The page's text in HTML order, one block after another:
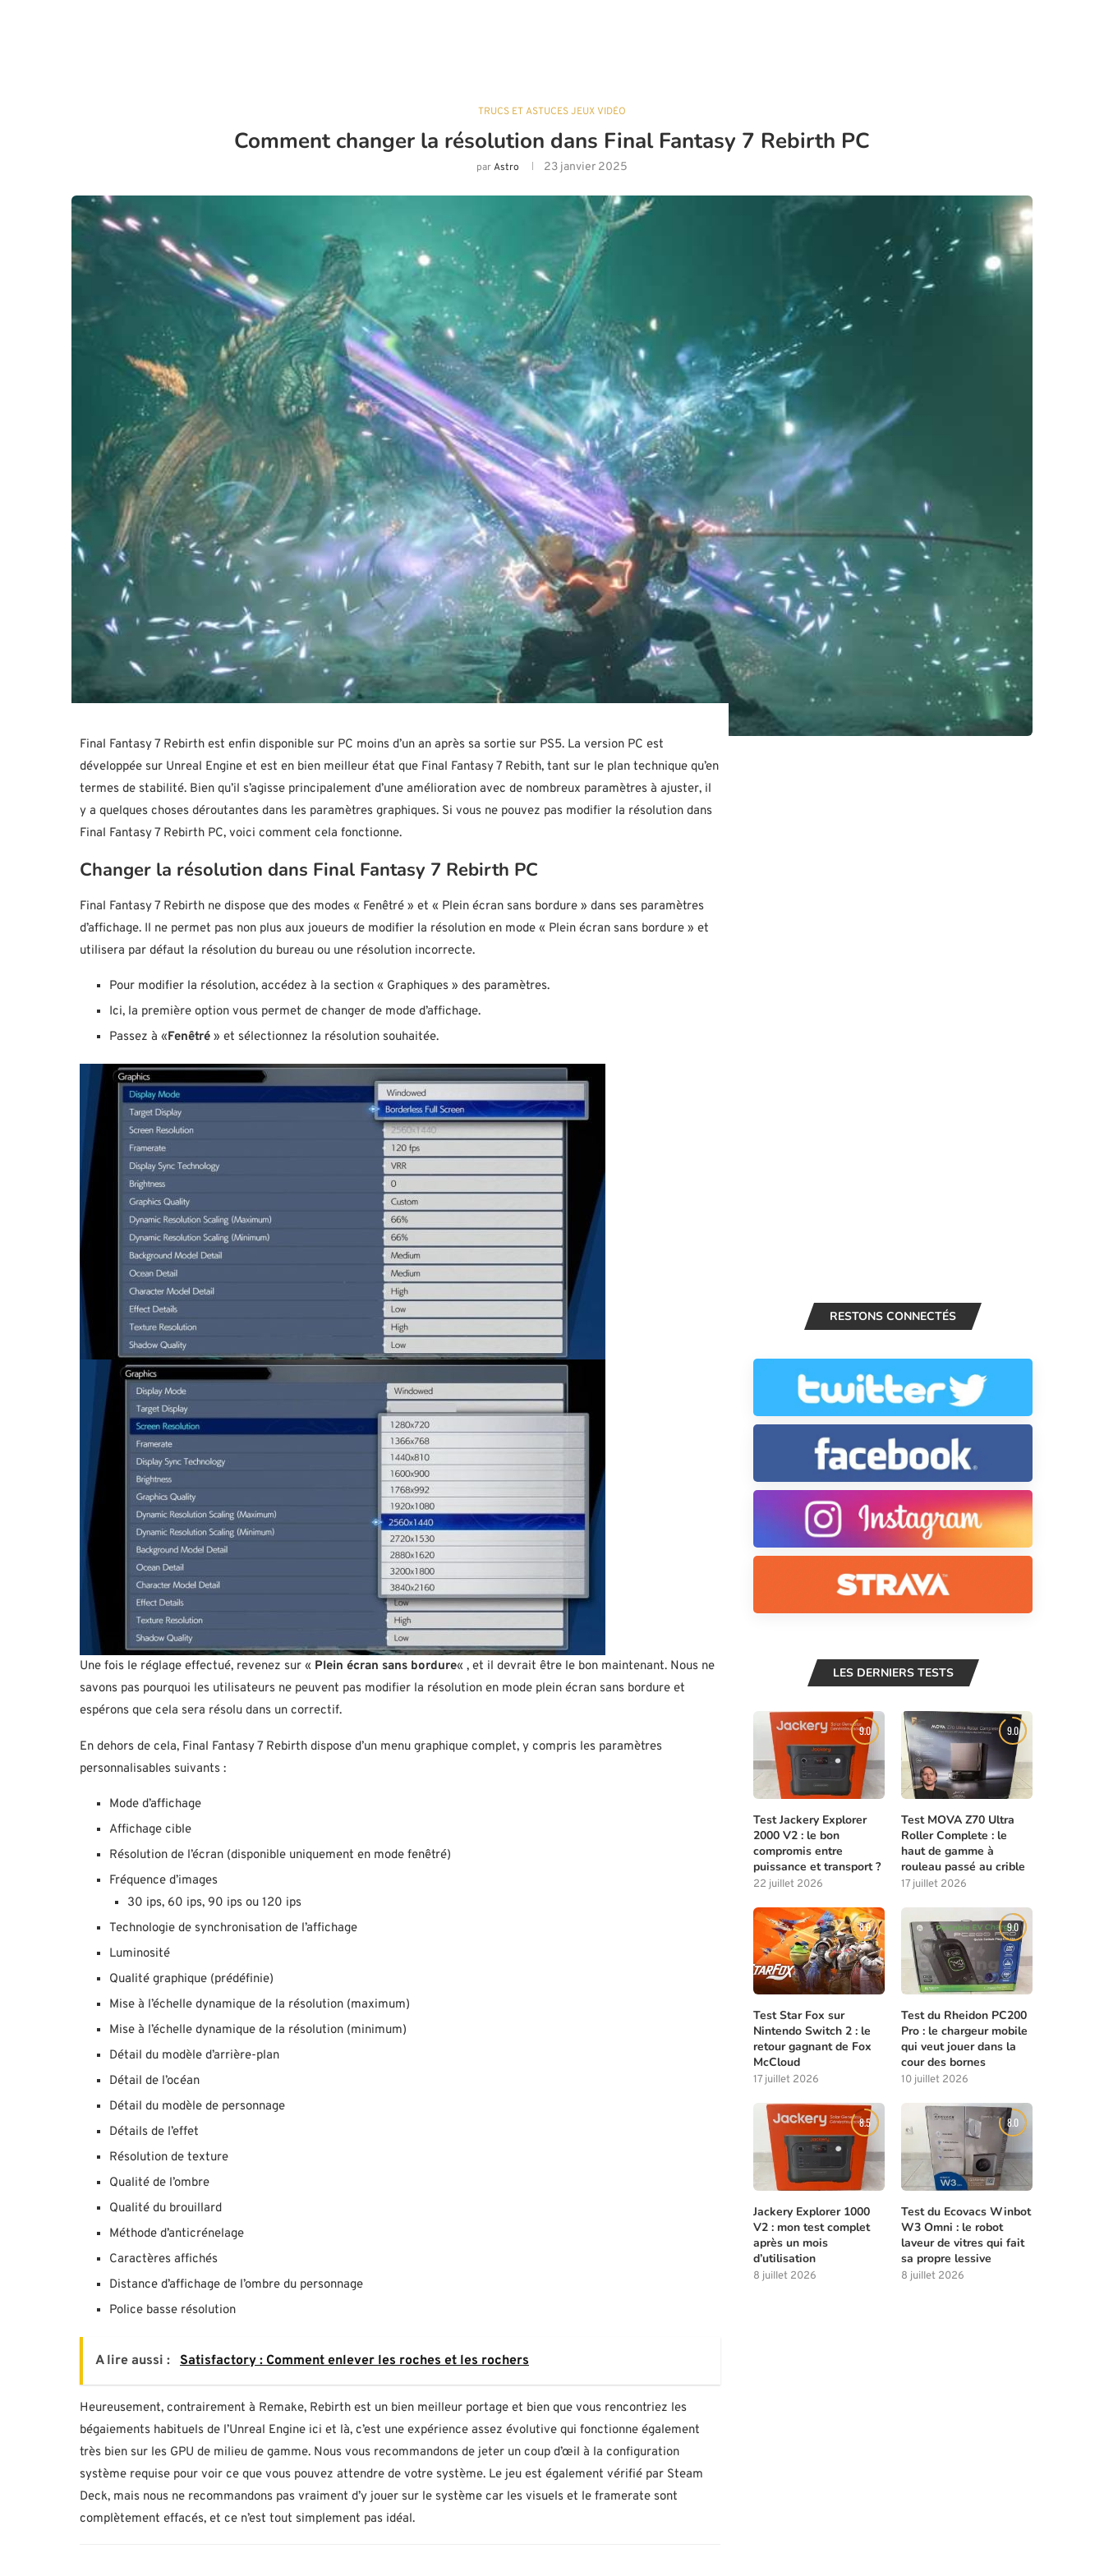
TRUCS ET ASTUCES JEUX VIDÉO
Comment changer la résolution dans Final Fantasy 7 Rebirth PC
parAstro 23 janvier 2025
Final Fantasy 7 Rebirth est enfin disponible sur PC moins d’un an après sa sortie sur PS5. La version PC est
développée sur Unreal Engine et est en bien meilleur état que Final Fantasy 7 Rebith, tant sur le plan technique qu’en
termes de stabilité. Bien qu’il s’agisse principalement d’une amélioration avec de nombreux paramètres à ajuster, il
y a quelques choses déroutantes dans les paramètres graphiques. Si vous ne pouvez pas modifier la résolution dans
Final Fantasy 7 Rebirth PC, voici comment cela fonctionne.
Changer la résolution dans Final Fantasy 7 Rebirth PC
Final Fantasy 7 Rebirth ne dispose que des modes « Fenêtré » et « Plein écran sans bordure » dans ses paramètres
d’affichage. Il ne permet pas non plus aux joueurs de modifier la résolution en mode « Plein écran sans bordure » et
utilisera par défaut la résolution du bureau ou une résolution incorrecte.
Pour modifier la résolution, accédez à la section « Graphiques » des paramètres.
Ici, la première option vous permet de changer de mode d’affichage.
Passez à «Fenêtré » et sélectionnez la résolution souhaitée.
Une fois le réglage effectué, revenez sur « Plein écran sans bordure« , et il devrait être le bon maintenant. Nous ne
savons pas pourquoi les utilisateurs ne peuvent pas modifier la résolution en mode plein écran sans bordure et
espérons que cela sera résolu dans un correctif.
En dehors de cela, Final Fantasy 7 Rebirth dispose d’un menu graphique complet, y compris les paramètres
personnalisables suivants :
Mode d’affichage
Affichage cible
Résolution de l’écran (disponible uniquement en mode fenêtré)
Fréquence d’images
30 ips, 60 ips, 90 ips ou 120 ips
Technologie de synchronisation de l’affichage
Luminosité
Qualité graphique (prédéfinie)
Mise à l’échelle dynamique de la résolution (maximum)
Mise à l’échelle dynamique de la résolution (minimum)
Détail du modèle d’arrière-plan
Détail de l’océan
Détail du modèle de personnage
Détails de l’effet
Résolution de texture
Qualité de l’ombre
Qualité du brouillard
Méthode d’anticrénelage
Caractères affichés
Distance d’affichage de l’ombre du personnage
Police basse résolution
A lire aussi : Satisfactory : Comment enlever les roches et les rochers
Heureusement, contrairement à Remake, Rebirth est un bien meilleur portage et bien que vous rencontriez les
bégaiements habituels de l’Unreal Engine ici et là, c’est une expérience assez évolutive qui fonctionne également
très bien sur les GPU de milieu de gamme. Nous vous recommandons de jeter un coup d’œil à la configuration
système requise pour voir ce que vous pouvez attendre de votre système. Le jeu est également vérifié par Steam
Deck, mais nous ne recommandons pas vraiment d’y jouer sur le système car les visuels et le framerate sont
complètement effacés, et ce n’est tout simplement pas idéal.
RESTONS CONNECTÉS
LES DERNIERS TESTS
9.0
Test Jackery Explorer
2000 V2 : le bon
compromis entre
puissance et transport ?
22 juillet 2026
9.0
Test MOVA Z70 Ultra
Roller Complete : le
haut de gamme à
rouleau passé au crible
17 juillet 2026
8.0
Test Star Fox sur
Nintendo Switch 2 : le
retour gagnant de Fox
McCloud
17 juillet 2026
9.0
Test du Rheidon PC200
Pro : le chargeur mobile
qui veut jouer dans la
cour des bornes
10 juillet 2026
8.5
Jackery Explorer 1000
V2 : mon test complet
après un mois
d’utilisation
8 juillet 2026
8.0
Test du Ecovacs Winbot
W3 Omni : le robot
laveur de vitres qui fait
sa propre lessive
8 juillet 2026